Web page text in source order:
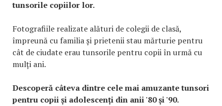
tunsorile copiilor lor.
Fotografiile realizate alături de colegii de clasă,
împreună cu familia și prietenii stau mărturie pentru
cât de ciudate erau tunsorile pentru copii în urmă cu
mulți ani.
Descoperă câteva dintre cele mai amuzante tunsori
pentru copii și adolescenți din anii '80 și '90.